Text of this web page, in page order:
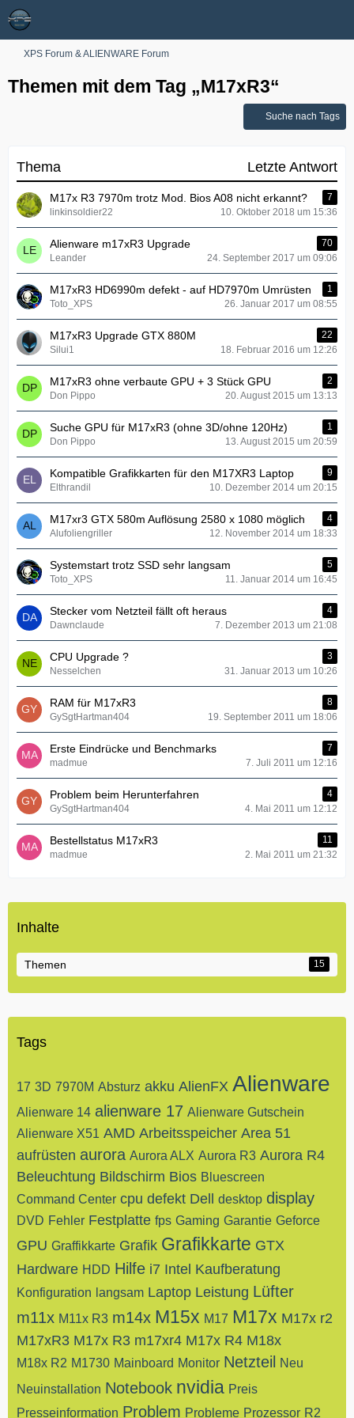
XPS Forum & ALIENWARE Forum
Themen mit dem Tag „M17xR3“
Suche nach Tags
Thema Letzte Antwort
M17x R3 7970m trotz Mod. Bios A08 nicht erkannt?
7
linkinsoldier22
10. Oktober 2018 um 15:36
Alienware m17xR3 Upgrade
70
Leander
24. September 2017 um 09:06
M17xR3 HD6990m defekt - auf HD7970m Umrüsten
1
Toto_XPS
26. Januar 2017 um 08:55
M17xR3 Upgrade GTX 880M
22
Silui1
18. Februar 2016 um 12:26
M17xR3 ohne verbaute GPU + 3 Stück GPU
2
Don Pippo
20. August 2015 um 13:13
Suche GPU für M17xR3 (ohne 3D/ohne 120Hz)
1
Don Pippo
13. August 2015 um 20:59
Kompatible Grafikkarten für den M17XR3 Laptop
9
Elthrandil
10. Dezember 2014 um 20:15
M17xr3 GTX 580m Auflösung 2580 x 1080 möglich
4
Alufoliengriller
12. November 2014 um 18:33
Systemstart trotz SSD sehr langsam
5
Toto_XPS
11. Januar 2014 um 16:45
Stecker vom Netzteil fällt oft heraus
4
Dawnclaude
7. Dezember 2013 um 21:08
CPU Upgrade ?
3
Nesselchen
31. Januar 2013 um 10:26
RAM für M17xR3
8
GySgtHartman404
19. September 2011 um 18:06
Erste Eindrücke und Benchmarks
7
madmue
7. Juli 2011 um 12:16
Problem beim Herunterfahren
4
GySgtHartman404
4. Mai 2011 um 12:12
Bestellstatus M17xR3
11
madmue
2. Mai 2011 um 21:32
Inhalte
Themen 15
Tags
17 3D 7970M Absturz akku AlienFX Alienware
Alienware 14 alienware 17 Alienware Gutschein
Alienware X51 AMD Arbeitsspeicher Area 51
aufrüsten aurora Aurora ALX Aurora R3 Aurora R4
Beleuchtung Bildschirm Bios Bluescreen
Command Center cpu defekt Dell desktop display
DVD Fehler Festplatte fps Gaming Garantie Geforce
GPU Graffikkarte Grafik Grafikkarte GTX
Hardware HDD Hilfe i7 Intel Kaufberatung
Konfiguration langsam Laptop Leistung Lüfter
m11x M11x R3 m14x M15x M17 M17x M17x r2
M17xR3 M17x R3 m17xr4 M17x R4 M18x
M18x R2 M1730 Mainboard Monitor Netzteil
Neu
Neuinstallation Notebook nvidia Preis
Presseinformation Problem Probleme Prozessor R2